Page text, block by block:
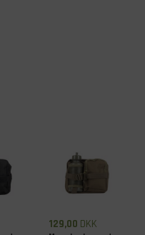
129,00 DKK